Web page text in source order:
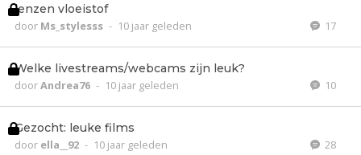
lenzen vloeistof
door Ms_stylesss - 10 jaar geleden 17
Welke livestreams/webcams zijn leuk?
doorAndrea76 - 10 jaar geleden 10
Gezocht: leuke films
door ella__92 - 10 jaar geleden 28